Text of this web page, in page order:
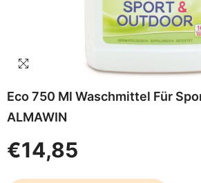
Eco 750 Ml Waschmittel Für
ALMAWIN
€14,85